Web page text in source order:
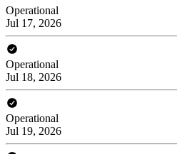
Operational
Jul 17, 2026
Operational
Jul 18, 2026
Operational
Jul 19, 2026